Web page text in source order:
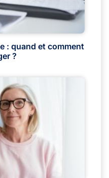
: quand et comment
?